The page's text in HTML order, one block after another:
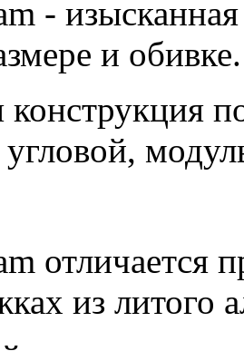
- изысканная
и
отличается
из литого